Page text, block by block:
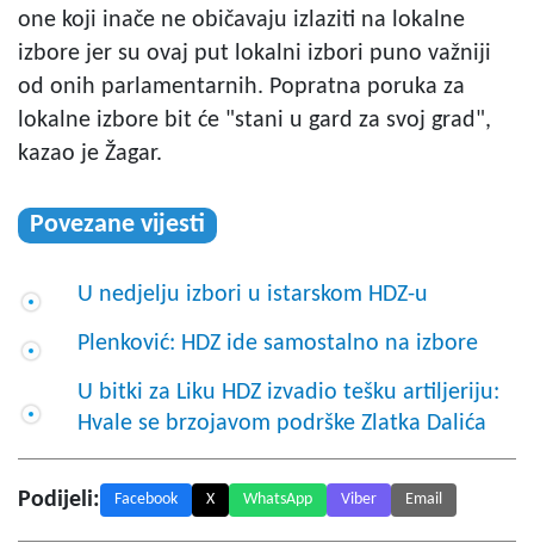
one koji inače ne običavaju izlaziti na lokalne
izbore jer su ovaj put lokalni izbori puno važniji
od onih parlamentarnih. Popratna poruka za
lokalne izbore bit će "stani u gard za svoj grad",
kazao je Žagar.
Povezane vijesti
U nedjelju izbori u istarskom HDZ-u
Plenković: HDZ ide samostalno na izbore
U bitki za Liku HDZ izvadio tešku artiljeriju:
Hvale se brzojavom podrške Zlatka Dalića
Podijeli: Facebook X WhatsApp Viber Email